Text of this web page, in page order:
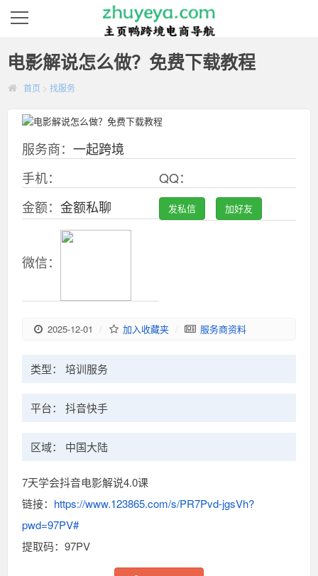
电影解说怎么做？免费下载教程
首页 > 找服务
服务商： 一起跨境
手机：
QQ：
金额： 金额私聊 发私信 加好友
微信：
2025-12-01 加入收藏夹 服务商资料
类型： 培训服务
平台： 抖音快手
区域： 中国大陆
7天学会抖音电影解说4.0课
链接： https://www.123865.com/s/PR7Pvd-jgsVh?
pwd=97PV#
提取码：97PV